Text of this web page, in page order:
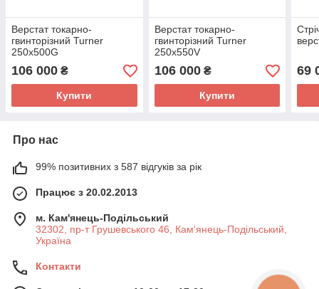
Верстат токарно-
гвинторiзний Turner
250x500G
106 000 ₴
Купити
Верстат токарно-
гвинторiзний Turner
250x550V
106 000₴
Купити
69
Про нас
99% позитивних з 587 відгуків за рік
Працює з 20.02.2013
м. Кам'янець-Подільський
32302, пр-т Грушевського 46, Кам'янець-Подільський,
Україна
Контакти